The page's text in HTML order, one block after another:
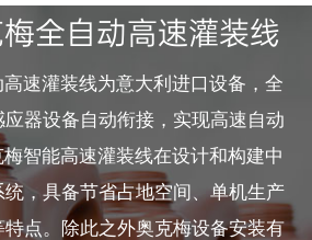
全自动高速灌装线
速灌装线为意大利进口设备，全
器设备自动衔接，实现高速自动
智能高速灌装线在设计和构建中
，具备节省占地空间、单机生产
点。除此之外奥克梅设备安装有